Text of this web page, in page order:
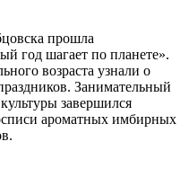
прошла
год шагает по планете».
возраста узнали о
Занимательный
завершился
ароматных имбирных